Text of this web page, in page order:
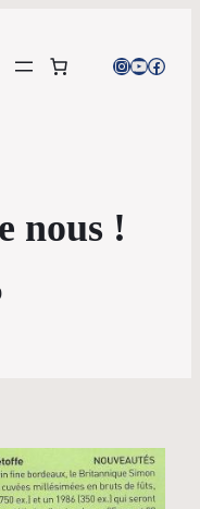
Instagram
YouTube
nous !